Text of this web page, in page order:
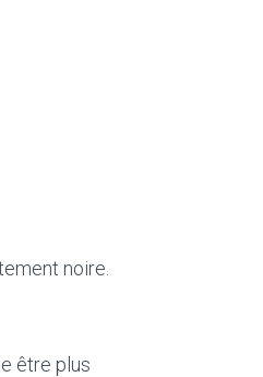
noire.
être plus